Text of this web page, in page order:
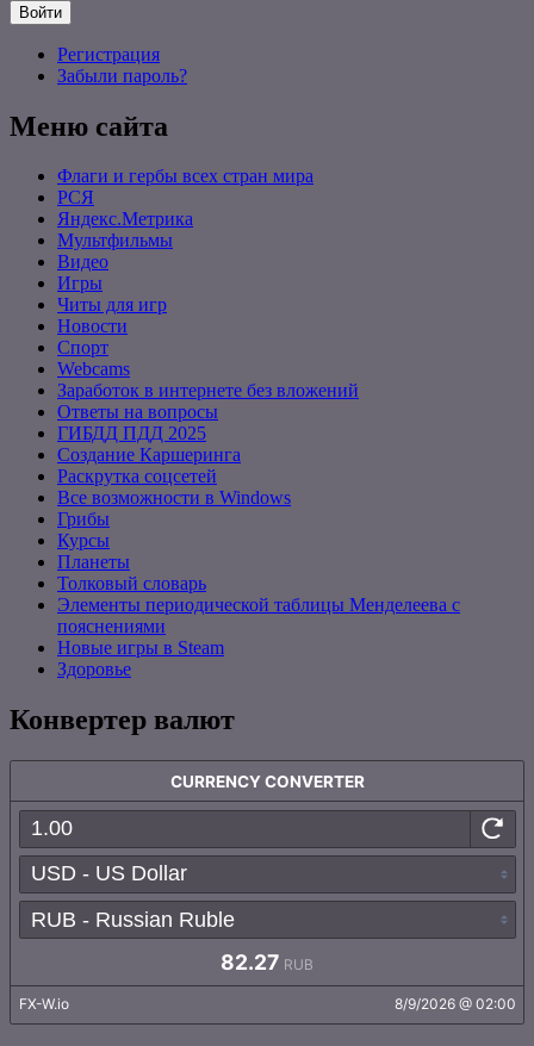
Войти
Регистрация
Забыли пароль?
Меню сайта
Флаги и гербы всех стран мира
РСЯ
Яндекс.Метрика
Мультфильмы
Видео
Игры
Читы для игр
Новости
Спорт
Webcams
Заработок в интернете без вложений
Ответы на вопросы
ГИБДД ПДД 2025
Создание Каршеринга
Раскрутка соцсетей
Все возможности в Windows
Грибы
Курсы
Планеты
Толковый словарь
Элементы периодической таблицы Менделеева с
пояснениями
Новые игры в Steam
Здоровье
Конвертер валют